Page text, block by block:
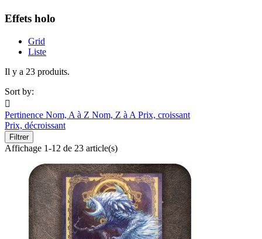
Effets holo
Grid
Liste
Il y a 23 produits.
Sort by:

Pertinence Nom, A à Z Nom, Z à A Prix, croissant
Prix, décroissant
Filtrer
Affichage 1-12 de 23 article(s)